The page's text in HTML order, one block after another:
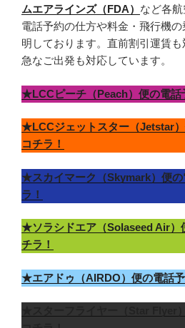
ムエアラインズ（FDA） など各
電話予約の仕方や料金・飛行機
明しております。直前割引運賃も
急なご出発も対応しています。
★LCCピーチ（Peach）便の電話
★LCCジェットスター（Jetstar
コチラ！
★スカイマーク（Skymark）便の
ラ！
★ソラシドエア（Solaseed Air）
チラ！
★エアドゥ（AIRDO）便の電話予